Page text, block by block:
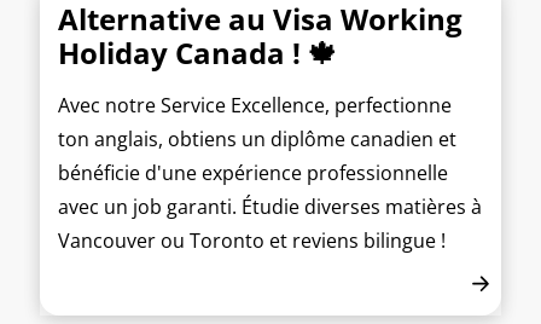
Alternative au Visa Working
Holiday Canada ! 🍁
Avec notre Service Excellence, perfectionne
ton anglais, obtiens un diplôme canadien et
bénéficie d'une expérience professionnelle
avec un job garanti. Étudie diverses matières à
Vancouver ou Toronto et reviens bilingue !